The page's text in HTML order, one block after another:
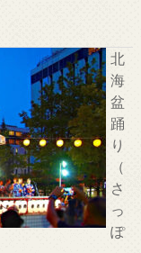
北
海
盆
踊
り
（
さ
っ
ぽ